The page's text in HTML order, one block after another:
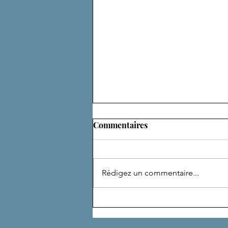
ADEPTE
Commentaires
Rédigez un commentaire...